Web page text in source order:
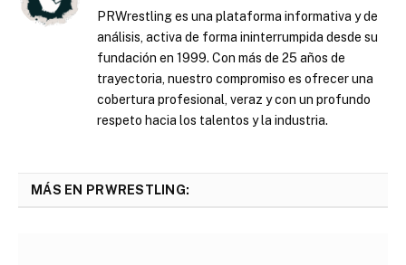
PRWrestling es una plataforma informativa y de
análisis, activa de forma ininterrumpida desde su
fundación en 1999. Con más de 25 años de
trayectoria, nuestro compromiso es ofrecer una
cobertura profesional, veraz y con un profundo
respeto hacia los talentos y la industria.
MÁS EN PRWRESTLING: